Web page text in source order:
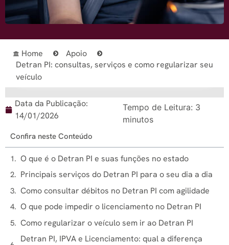
Home
Apoio
Detran PI: consultas, serviços e como regularizar seu
veículo
Data da Publicação:
14/01/2026
Tempo de Leitura: 3
minutos
Confira neste Conteúdo
O que é o Detran PI e suas funções no estado
Principais serviços do Detran PI para o seu dia a dia
Como consultar débitos no Detran PI com agilidade
O que pode impedir o licenciamento no Detran PI
Como regularizar o veículo sem ir ao Detran PI
Detran PI, IPVA e Licenciamento: qual a diferença